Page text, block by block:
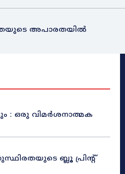
അപാരതയിൽ
: ഒരു വിമർശനാത്മക
ബ്ലൂ പ്രിന്റ്